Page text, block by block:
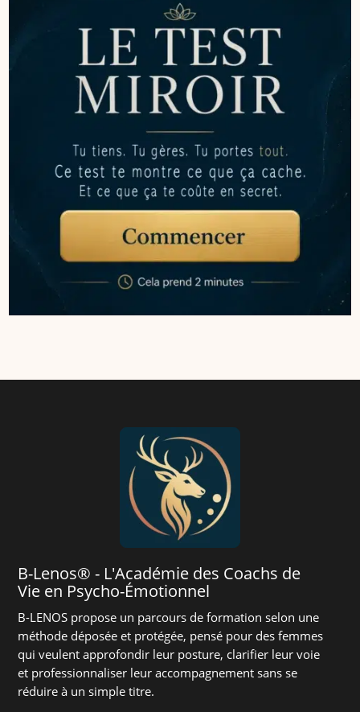
B-Lenos® - L'Académie des Coachs de
Vie en Psycho-Émotionnel
B-LENOS propose un parcours de formation selon une
méthode déposée et protégée, pensé pour des femmes
qui veulent approfondir leur posture, clarifier leur voie
et professionnaliser leur accompagnement sans se
réduire à un simple titre.